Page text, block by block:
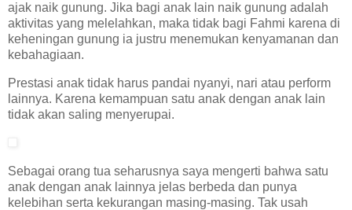
ajak naik gunung. Jika bagi anak lain naik gunung adalah
aktivitas yang melelahkan, maka tidak bagi Fahmi karena di
keheningan gunung ia justru menemukan kenyamanan dan
kebahagiaan.
Prestasi anak tidak harus pandai nyanyi, nari atau perform
lainnya. Karena kemampuan satu anak dengan anak lain
tidak akan saling menyerupai.
Sebagai orang tua seharusnya saya mengerti bahwa satu
anak dengan anak lainnya jelas berbeda dan punya
kelebihan serta kekurangan masing-masing. Tak usah